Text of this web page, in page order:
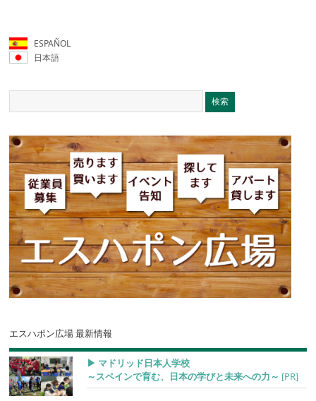
ESPAÑOL
日本語
エスハポン広場 最新情報
▶︎ マドリッド日本人学校
～スペインで育む、日本の学びと未来への力～ [PR]